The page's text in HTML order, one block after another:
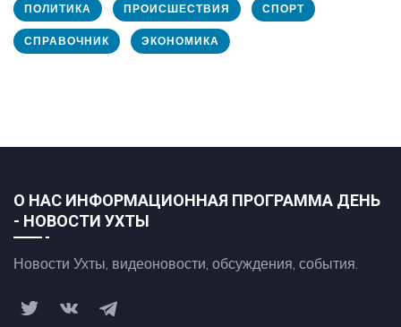
ПОЛИТИКА ПРОИСШЕСТВИЯ СПОРТ
СПРАВОЧНИК ЭКОНОМИКА
О НАС ИНФОРМАЦИОННАЯ ПРОГРАММА ДЕНЬ
- НОВОСТИ УХТЫ
Новости Ухты, видеоновости, обсуждения, события.